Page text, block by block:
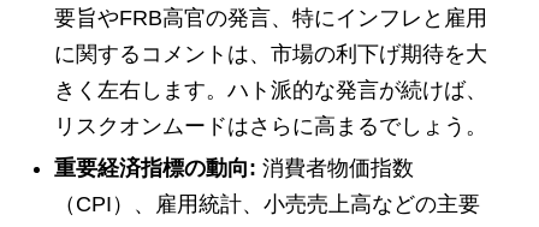
要旨やFRB高官の発言、特にインフレと雇用
に関するコメントは、市場の利下げ期待を大
きく左右します。ハト派的な発言が続けば、
リスクオンムードはさらに高まるでしょう。
重要経済指標の動向: 消費者物価指数
（CPI）、雇用統計、小売売上高などの主要